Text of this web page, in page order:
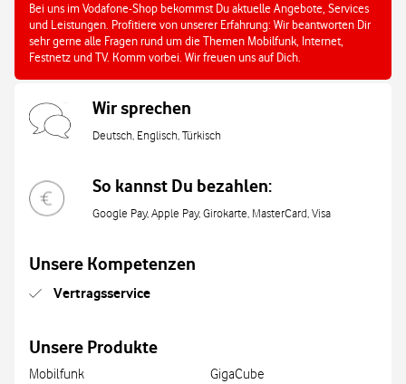
Bei uns im Vodafone-Shop bekommst Du aktuelle Angebote, Services
und Leistungen. Profitiere von unserer Erfahrung: Wir beantworten Dir
sehr gerne alle Fragen rund um die Themen Mobilfunk, Internet,
Festnetz und TV. Komm vorbei. Wir freuen uns auf Dich.
Wir sprechen
Deutsch, Englisch, Türkisch
So kannst Du bezahlen:
Google Pay, Apple Pay, Girokarte, MasterCard, Visa
Unsere Kompetenzen
Vertragsservice
Unsere Produkte
Mobilfunk
GigaCube